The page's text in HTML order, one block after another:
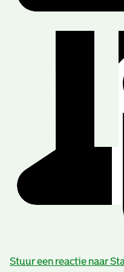
Stuur een reactie naar